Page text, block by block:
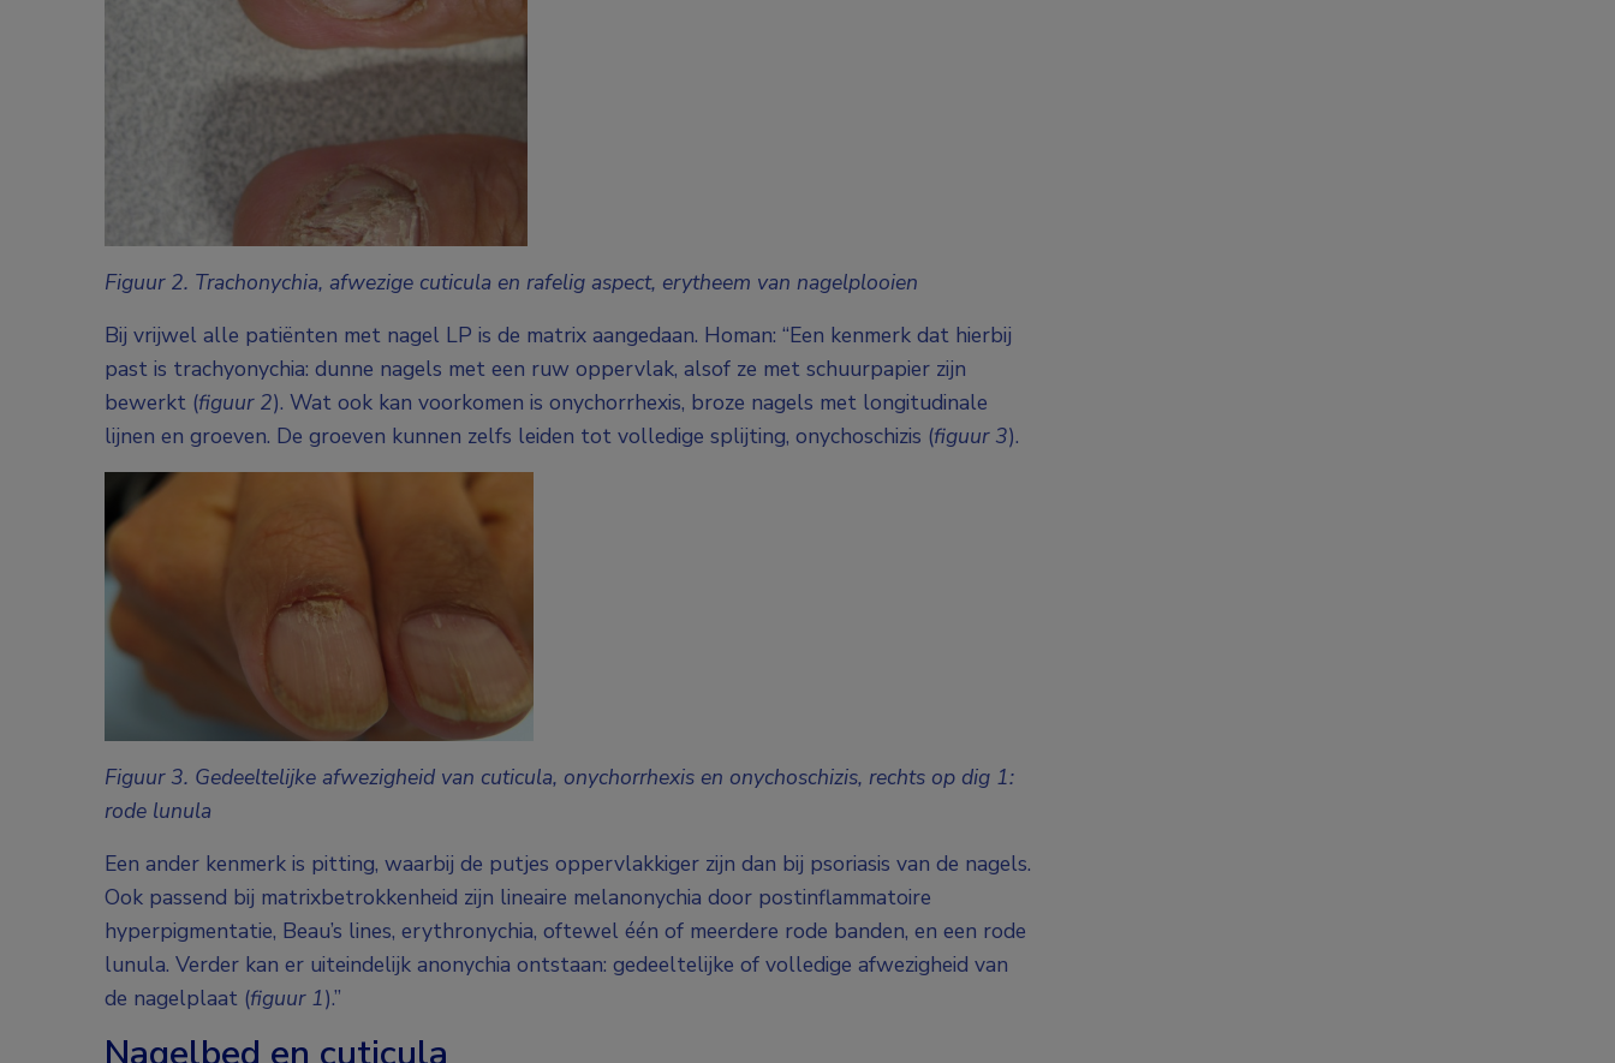
Figuur 2. Trachonychia, afwezige cuticula en rafelig aspect, erytheem van nagelplooien
Bij vrijwel alle patiënten met nagel LP is de matrix aangedaan. Homan: “Een kenmerk dat hierbij
past is trachyonychia: dunne nagels met een ruw oppervlak, alsof ze met schuurpapier zijn
bewerkt (figuur 2). Wat ook kan voorkomen is onychorrhexis, broze nagels met longitudinale
lijnen en groeven. De groeven kunnen zelfs leiden tot volledige splijting, onychoschizis (figuur 3).
Figuur 3. Gedeeltelijke afwezigheid van cuticula, onychorrhexis en onychoschizis, rechts op dig 1:
rode lunula
Een ander kenmerk is pitting, waarbij de putjes oppervlakkiger zijn dan bij psoriasis van de nagels.
Ook passend bij matrixbetrokkenheid zijn lineaire melanonychia door postinflammatoire
hyperpigmentatie, Beau’s lines, erythronychia, oftewel één of meerdere rode banden, en een rode
lunula. Verder kan er uiteindelijk anonychia ontstaan: gedeeltelijke of volledige afwezigheid van
de nagelplaat (figuur 1).”